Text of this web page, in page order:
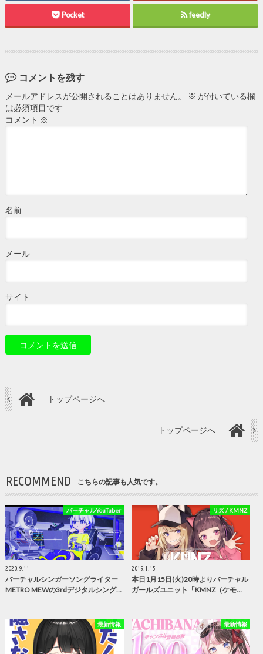
Pocket feedly
コメントを残す
メールアドレスが公開されることはありません。 ※ が付いている欄
は必須項目です
コメント ※
名前
メール
サイト
トップページへ
トップページへ
RECOMMEND こちらの記事も人気です。
バーチャルYouTuber
2020.9.11
バーチャルシンガーソングライター
METRO MEWの3rdデジタルシング…
リズ / KMNZ
2019.1.15
本日1月15日(火)20時よりバーチャル
ガールズユニット「KMNZ（ケモ…
最新情報 最新情報